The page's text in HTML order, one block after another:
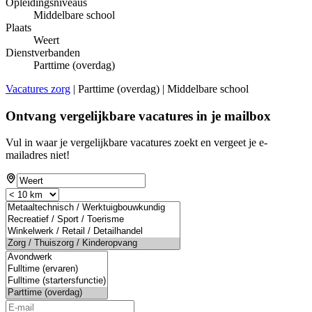
Opleidingsniveaus
Middelbare school
Plaats
Weert
Dienstverbanden
Parttime (overdag)
Vacatures zorg | Parttime (overdag) | Middelbare school
Ontvang vergelijkbare vacatures in je mailbox
Vul in waar je vergelijkbare vacatures zoekt en vergeet je e-
mailadres niet!